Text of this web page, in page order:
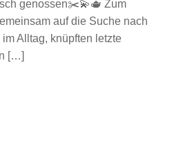
genossen✂️💫🫖 Zum
auf die Suche nach
Alltag, knüpften letzte
[…]